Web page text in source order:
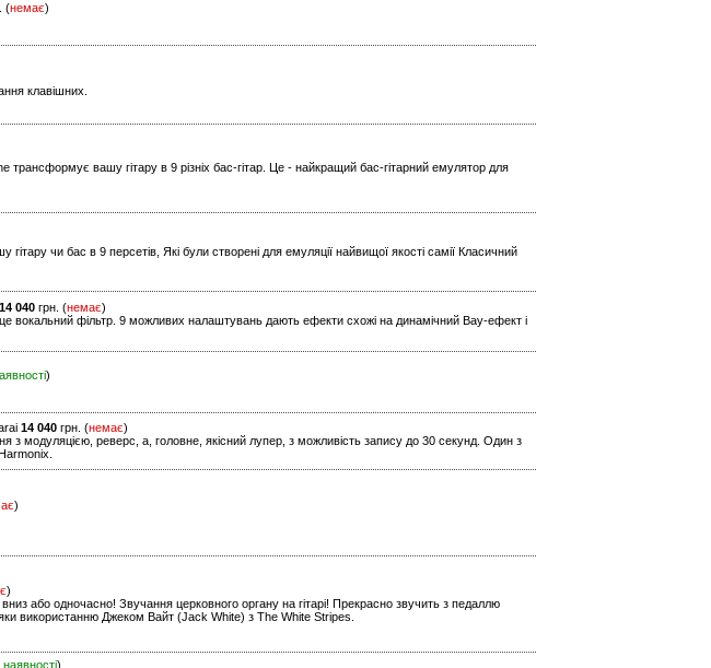
(немає)
клавішних.
трансформує вашу гітару в 9 різніх бас-гітар. Це - найкращий бас-гітарний емулятор для
чи бас в 9 персетів, Які були створені для емуляції найвищої якості самії Класичний
14 040 грн. (немає)
вокальний фільтр. 9 можливих налаштувань дають ефекти схожі на динамічний Вау-ефект і
)
14 040 грн. (немає)
з модуляцією, реверс, а, головне, якісний лупер, з можливість запису до 30 секунд. Один з
)
)
або одночасно! Звучання церковного органу на гітарі! Прекрасно звучить з педаллю
використанню Джеком Вайт (Jack White) з The White Stripes.
)